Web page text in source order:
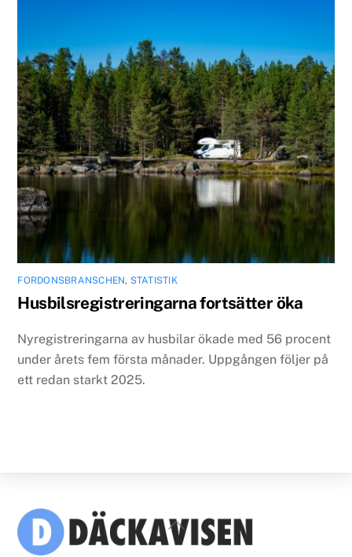
FORDONSBRANSCHEN, STATISTIK
Husbilsregistreringarna fortsätter öka
Nyregistreringarna av husbilar ökade med 56 procent
under årets fem första månader. Uppgången följer på
ett redan starkt 2025.
Back
To